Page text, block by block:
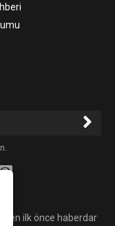
ilk önce haberdar